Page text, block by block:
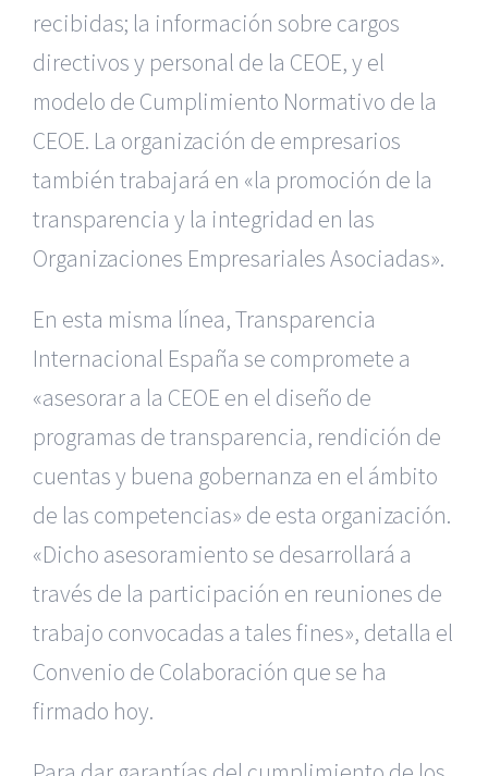
recibidas; la información sobre cargos
directivos y personal de la CEOE, y el
modelo de Cumplimiento Normativo de la
CEOE. La organización de empresarios
también trabajará en «la promoción de la
transparencia y la integridad en las
Organizaciones Empresariales Asociadas».
En esta misma línea, Transparencia
Internacional España se compromete a
«asesorar a la CEOE en el diseño de
programas de transparencia, rendición de
cuentas y buena gobernanza en el ámbito
de las competencias» de esta organización.
«Dicho asesoramiento se desarrollará a
través de la participación en reuniones de
trabajo convocadas a tales fines», detalla el
Convenio de Colaboración que se ha
firmado hoy.